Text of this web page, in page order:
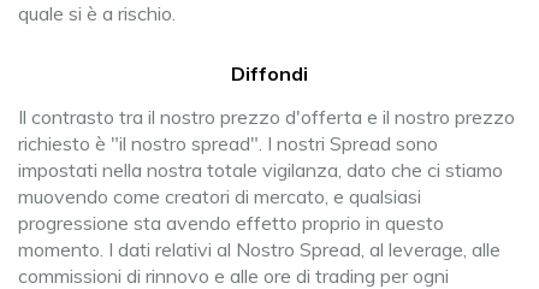
quale si è a rischio.
Diffondi
Il contrasto tra il nostro prezzo d'offerta e il nostro prezzo
richiesto è "il nostro spread". I nostri Spread sono
impostati nella nostra totale vigilanza, dato che ci stiamo
muovendo come creatori di mercato, e qualsiasi
progressione sta avendo effetto proprio in questo
momento. I dati relativi al Nostro Spread, al leverage, alle
commissioni di rinnovo e alle ore di trading per ogni